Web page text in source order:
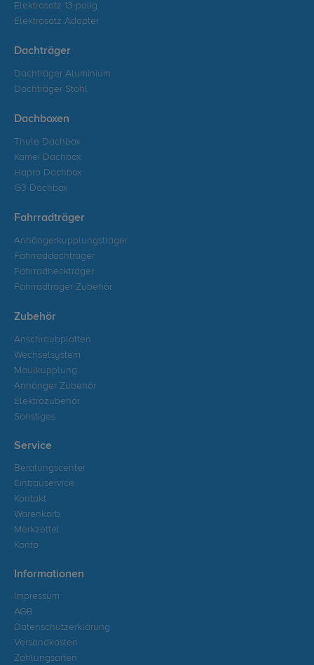
Elektrosatz 13-polig
Elektrosatz Adapter
Dachträger
Dachträger Aluminium
Dachträger Stahl
Dachboxen
Thule Dachbox
Kamei Dachbox
Hapro Dachbox
G3 Dachbox
Fahrradträger
Anhängerkupplungsträger
Fahrraddachträger
Fahrradheckträger
Fahrradträger Zubehör
Zubehör
Anschraubplatten
Wechselsystem
Maulkupplung
Anhänger Zubehör
Elektrozubehör
Sonstiges
Service
Beratungscenter
Einbauservice
Kontakt
Warenkorb
Merkzettel
Konto
Informationen
Impressum
AGB
Datenschutzerklärung
Versandkosten
Zahlungsarten